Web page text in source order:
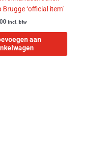
Brugge ‘official item’
incl. btw
aan